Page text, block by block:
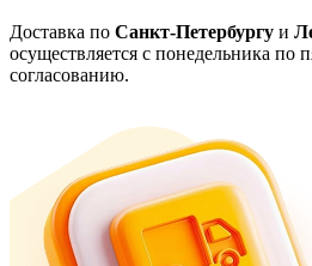
Доставка по Санкт-Петербургу и
осуществляется с понедельника по
согласованию.